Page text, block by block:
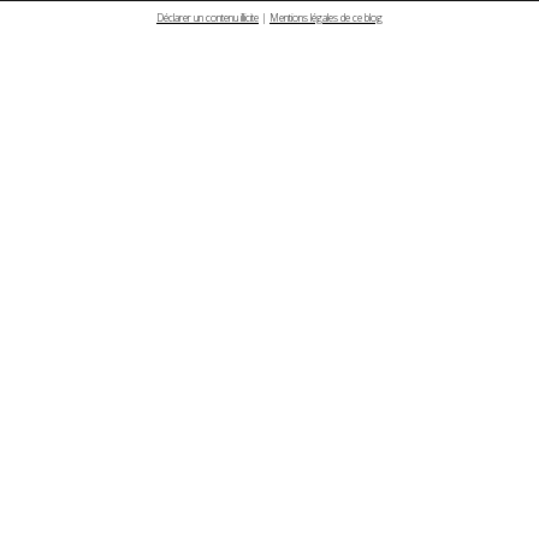
Déclarer un contenu illicite | Mentions légales de ce blog